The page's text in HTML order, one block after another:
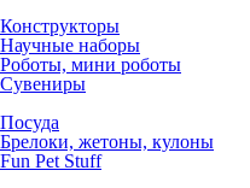
Конструкторы
Научные наборы
Роботы, мини роботы
Сувениры
Посуда
Брелоки, жетоны, кулоны
Fun Pet Stuff